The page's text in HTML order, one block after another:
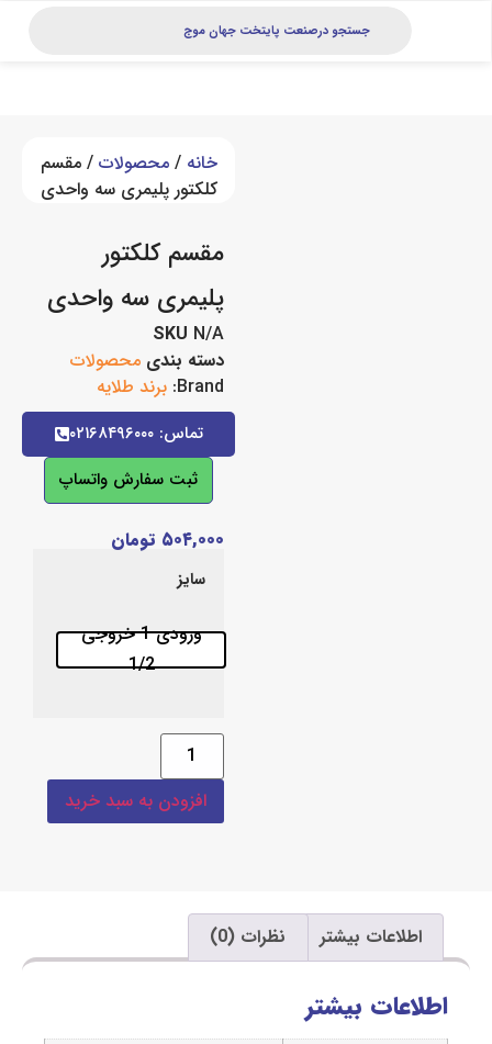
محصولات/ مقسم
کلکتور پلیمری سه واحدی
مقسم کلکتور
پلیمری سه واحدی
محصولات
برند طلایه
ثبت سفارش واتساپ
تومان
ورودی 1 خروجی
1/2
افزودن به سبد خرید
بیشتر نظرات (0)
بیشتر